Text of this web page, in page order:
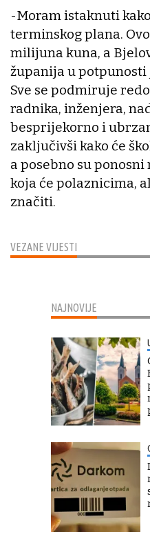
VEZANE VIJESTI
-Moram istaknuti
terminskog plana.
milijuna kuna, a
županija u potpunosti
Sve se podmiruje
radnika, inženjera,
besprijekorno i
zaključivši kako će
a posebno su
koja će polaznicima,
značiti.
NAJNOVIJE